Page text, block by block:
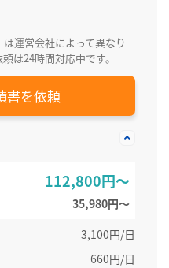
運営会社によって異なり
は24時間対応中です。
書を依頼
112,800円～
35,980円〜
3,100円/日
660円/日